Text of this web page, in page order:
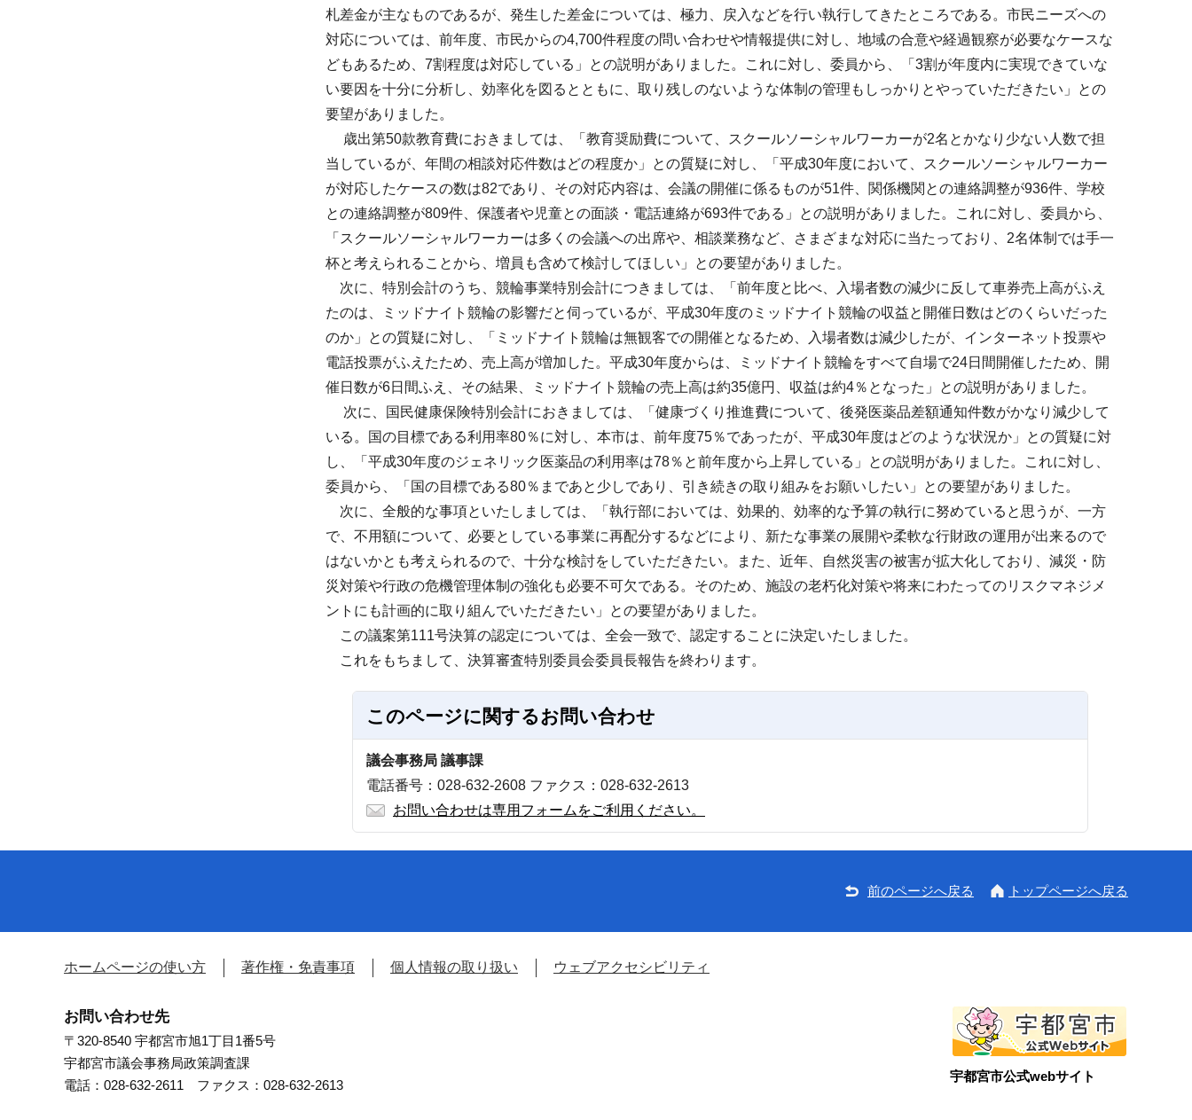
札差金が主なものであるが、発生した差金については、極力、戻入などを行い執行してきたところである。市民ニーズへの
対応については、前年度、市民からの4,700件程度の問い合わせや情報提供に対し、地域の合意や経過観察が必要なケースな
どもあるため、7割程度は対応している」との説明がありました。これに対し、委員から、「3割が年度内に実現できていな
い要因を十分に分析し、効率化を図るとともに、取り残しのないような体制の管理もしっかりとやっていただきたい」との
要望がありました。
歳出第50款教育費におきましては、「教育奨励費について、スクールソーシャルワーカーが2名とかなり少ない人数で担
当しているが、年間の相談対応件数はどの程度か」との質疑に対し、「平成30年度において、スクールソーシャルワーカー
が対応したケースの数は82であり、その対応内容は、会議の開催に係るものが51件、関係機関との連絡調整が936件、学校
との連絡調整が809件、保護者や児童との面談・電話連絡が693件である」との説明がありました。これに対し、委員から、
「スクールソーシャルワーカーは多くの会議への出席や、相談業務など、さまざまな対応に当たっており、2名体制では手一
杯と考えられることから、増員も含めて検討してほしい」との要望がありました。
次に、特別会計のうち、競輪事業特別会計につきましては、「前年度と比べ、入場者数の減少に反して車券売上高がふえ
たのは、ミッドナイト競輪の影響だと伺っているが、平成30年度のミッドナイト競輪の収益と開催日数はどのくらいだった
のか」との質疑に対し、「ミッドナイト競輪は無観客での開催となるため、入場者数は減少したが、インターネット投票や
電話投票がふえたため、売上高が増加した。平成30年度からは、ミッドナイト競輪をすべて自場で24日間開催したため、開
催日数が6日間ふえ、その結果、ミッドナイト競輪の売上高は約35億円、収益は約4％となった」との説明がありました。
次に、国民健康保険特別会計におきましては、「健康づくり推進費について、後発医薬品差額通知件数がかなり減少して
いる。国の目標である利用率80％に対し、本市は、前年度75％であったが、平成30年度はどのような状況か」との質疑に対
し、「平成30年度のジェネリック医薬品の利用率は78％と前年度から上昇している」との説明がありました。これに対し、
委員から、「国の目標である80％まであと少しであり、引き続きの取り組みをお願いしたい」との要望がありました。
次に、全般的な事項といたしましては、「執行部においては、効果的、効率的な予算の執行に努めていると思うが、一方
で、不用額について、必要としている事業に再配分するなどにより、新たな事業の展開や柔軟な行財政の運用が出来るので
はないかとも考えられるので、十分な検討をしていただきたい。また、近年、自然災害の被害が拡大化しており、減災・防
災対策や行政の危機管理体制の強化も必要不可欠である。そのため、施設の老朽化対策や将来にわたってのリスクマネジメ
ントにも計画的に取り組んでいただきたい」との要望がありました。
この議案第111号決算の認定については、全会一致で、認定することに決定いたしました。
これをもちまして、決算審査特別委員会委員長報告を終わります。
このページに関するお問い合わせ
議会事務局 議事課
電話番号：028-632-2608 ファクス：028-632-2613
お問い合わせは専用フォームをご利用ください。
前のページへ戻る トップページへ戻る
ホームページの使い方 著作権・免責事項 個人情報の取り扱い ウェブアクセシビリティ
お問い合わせ先
〒320-8540 宇都宮市旭1丁目1番5号
宇都宮市議会事務局政策調査課
電話：028-632-2611 ファクス：028-632-2613
宇都宮市公式webサイト